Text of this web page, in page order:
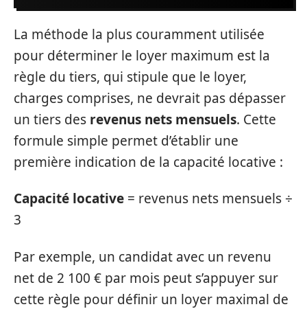
La méthode la plus couramment utilisée
pour déterminer le loyer maximum est la
règle du tiers, qui stipule que le loyer,
charges comprises, ne devrait pas dépasser
un tiers des revenus nets mensuels. Cette
formule simple permet d’établir une
première indication de la capacité locative :
Capacité locative = revenus nets mensuels ÷
3
Par exemple, un candidat avec un revenu
net de 2 100 € par mois peut s’appuyer sur
cette règle pour définir un loyer maximal de